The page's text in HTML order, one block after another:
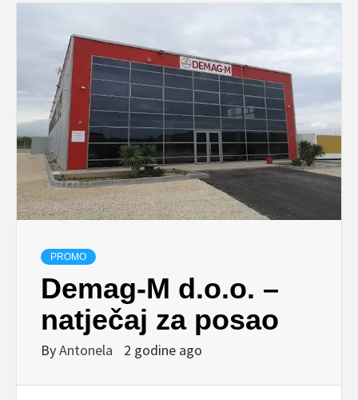
PROMO
Demag-M d.o.o. –
natječaj za posao
ByAntonela 2 godine ago